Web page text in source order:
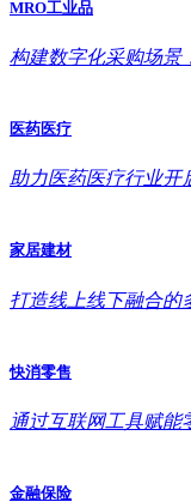
MRO工业品
构建数字化采购场景
医药医疗
助力医药医疗行业开
家居建材
打造线上线下融合的
快消零售
通过互联网工具赋能
金融保险